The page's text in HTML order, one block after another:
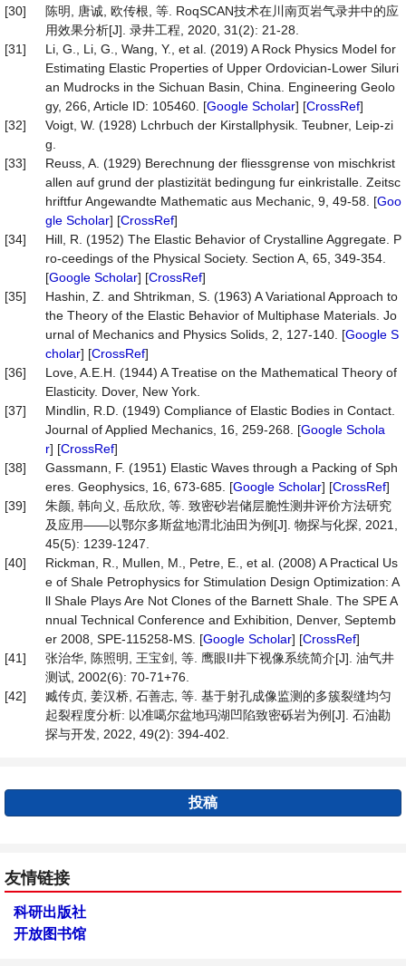
[30]
陈明, 唐诚, 欧传根, 等. RoqSCAN技术在川南页岩气录井中的应
用效果分析[J]. 录井工程, 2020, 31(2): 21-28.
[31]
Li, G., Li, G., Wang, Y., et al. (2019) A Rock Physics Model for
Estimating Elastic Properties of Upper Ordovician-Lower Siluri
an Mudrocks in the Sichuan Basin, China. Engineering Geolo
gy, 266, Article ID: 105460. [Google Scholar] [CrossRef]
[32]
Voigt, W. (1928) Lchrbuch der Kirstallphysik. Teubner, Leip-zi
g.
[33]
Reuss, A. (1929) Berechnung der fliessgrense von mischkrist
allen auf grund der plastizität bedingung fur einkristalle. Zeitsc
hriftfur Angewandte Mathematic aus Mechanic, 9, 49-58. [Goo
gle Scholar] [CrossRef]
[34]
Hill, R. (1952) The Elastic Behavior of Crystalline Aggregate. P
ro-ceedings of the Physical Society. Section A, 65, 349-354.
[Google Scholar] [CrossRef]
[35]
Hashin, Z. and Shtrikman, S. (1963) A Variational Approach to
the Theory of the Elastic Behavior of Multiphase Materials. Jo
urnal of Mechanics and Physics Solids, 2, 127-140. [Google S
cholar] [CrossRef]
[36]
Love, A.E.H. (1944) A Treatise on the Mathematical Theory of
Elasticity. Dover, New York.
[37]
Mindlin, R.D. (1949) Compliance of Elastic Bodies in Contact.
Journal of Applied Mechanics, 16, 259-268. [Google Schola
r] [CrossRef]
[38]
Gassmann, F. (1951) Elastic Waves through a Packing of Sph
eres. Geophysics, 16, 673-685. [Google Scholar] [CrossRef]
[39]
朱颜, 韩向义, 岳欣欣, 等. 致密砂岩储层脆性测井评价方法研究
及应用——以鄂尔多斯盆地渭北油田为例[J]. 物探与化探, 2021,
45(5): 1239-1247.
[40]
Rickman, R., Mullen, M., Petre, E., et al. (2008) A Practical Us
e of Shale Petrophysics for Stimulation Design Optimization: A
ll Shale Plays Are Not Clones of the Barnett Shale. The SPE A
nnual Technical Conference and Exhibition, Denver, Septemb
er 2008, SPE-115258-MS. [Google Scholar] [CrossRef]
[41]
张治华, 陈照明, 王宝剑, 等. 鹰眼II井下视像系统简介[J]. 油气井
测试, 2002(6): 70-71+76.
[42]
臧传贞, 姜汉桥, 石善志, 等. 基于射孔成像监测的多簇裂缝均匀
起裂程度分析: 以准噶尔盆地玛湖凹陷致密砾岩为例[J]. 石油勘
探与开发, 2022, 49(2): 394-402.
投稿
友情链接
科研出版社
开放图书馆